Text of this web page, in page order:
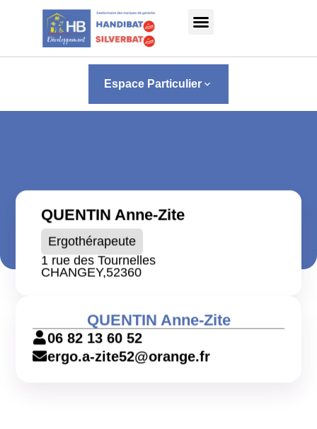
Panneau de gestion des cookies
Espace Particulier keyboard_arrow_down
QUENTIN Anne-Zite
Ergothérapeute
1 rue des Tournelles
CHANGEY,52360
QUENTIN Anne-Zite
06 82 13 60 52
ergo.a-zite52@orange.fr